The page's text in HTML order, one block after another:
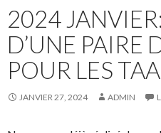
2024
D’UNE PAIRE
POUR LES
JANVIER 27, 2024 ADMIN